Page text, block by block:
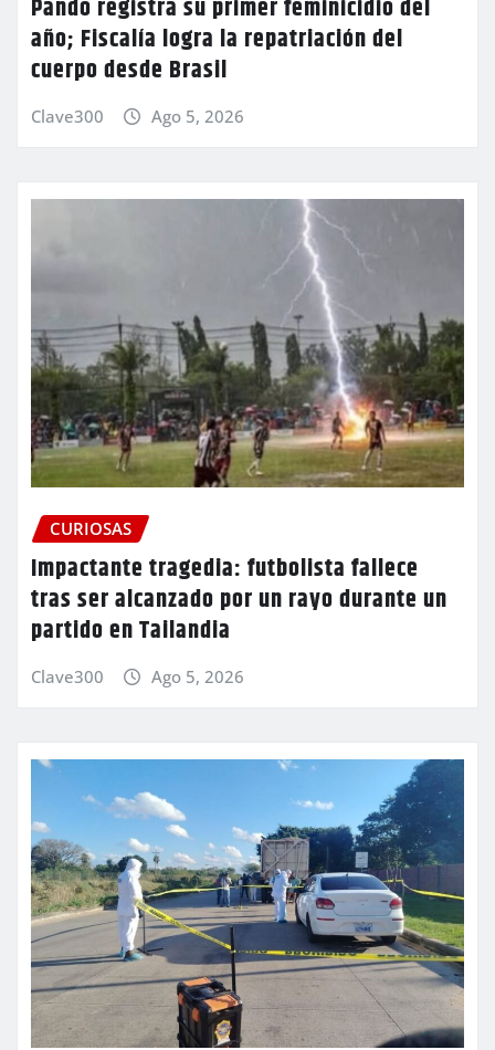
Pando registra su primer feminicidio del
año; Fiscalía logra la repatriación del
cuerpo desde Brasil
Clave300 Ago 5, 2026
CURIOSAS
Impactante tragedia: futbolista fallece
tras ser alcanzado por un rayo durante un
partido en Tailandia
Clave300 Ago 5, 2026